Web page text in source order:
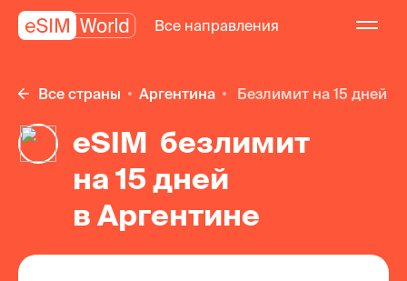
Все направления
Все страны Аргентина безлимит на 15 дней
eSIM безлимит
на 15 дней
в Аргентине